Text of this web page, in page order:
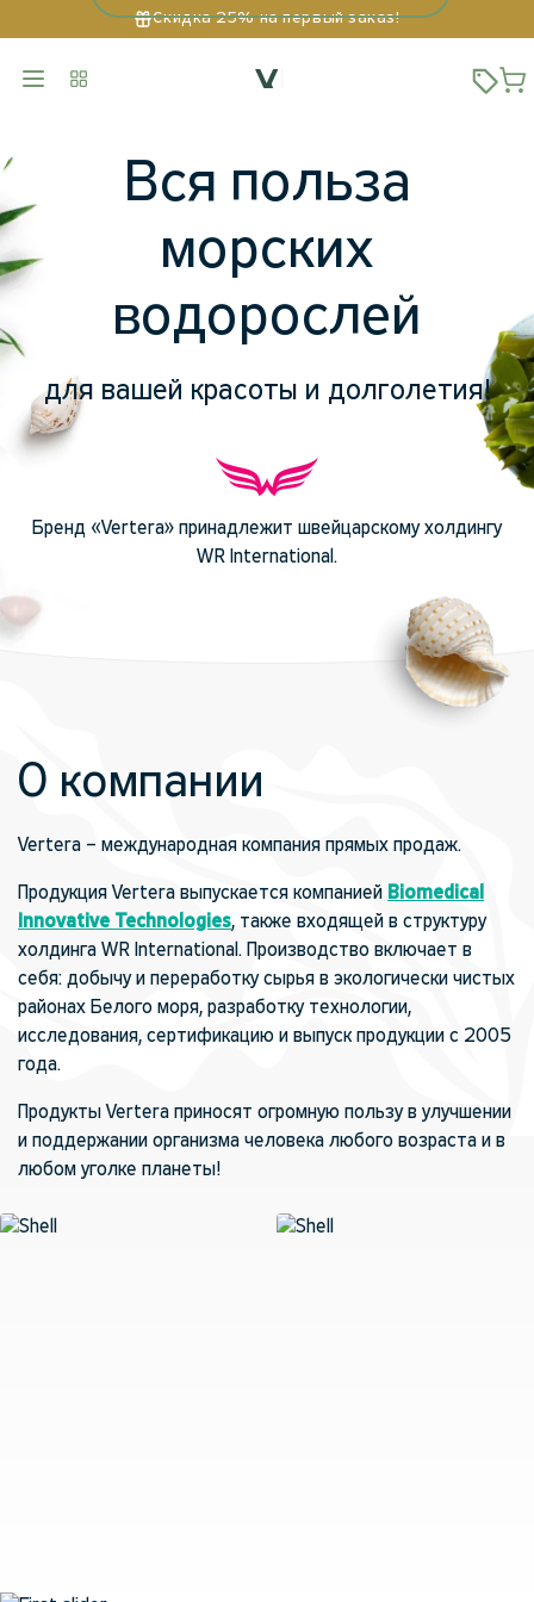
Скидка 25% на первый заказ!
Вся польза
морских
водорослей
для вашей красоты и долголетия!
Бренд «Vertera» принадлежит швейцарскому холдингу
WR International.
О компании
Vertera – международная компания прямых продаж.
Продукция Vertera выпускается компанией Biomedical
Innovative Technologies, также входящей в структуру
холдинга WR International. Производство включает в
себя: добычу и переработку сырья в экологически чистых
районах Белого моря, разработку технологии,
исследования, сертификацию и выпуск продукции с 2005
года.
Продукты Vertera приносят огромную пользу в улучшении
и поддержании организма человека любого возраста и в
любом уголке планеты!